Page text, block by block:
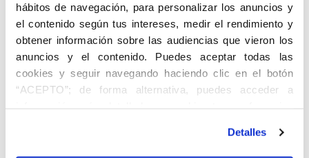
hábitos de navegación, para personalizar los anuncios y
el contenido según tus intereses, medir el rendimiento y
obtener información sobre las audiencias que vieron los
anuncios y el contenido. Puedes aceptar todas las
cookies y seguir navegando haciendo clic en el botón
“ACEPTO”; de forma alternativa, puedes acceder a
información más detallada y cambiar tus preferencias
en el botón "Personalizar". Para más información puedes
visitar nuestra
Detalles
BAILÉN GONZÁLEZ, ANTONIO. Campillo